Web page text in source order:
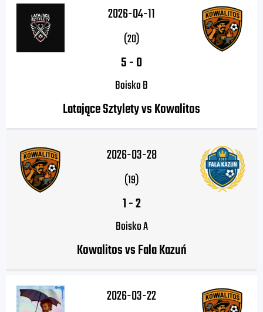
2026-04-11
(20)
5-0
Boisko B
Latające Sztylety vs Kowalitos
2026-03-28
(19)
1-2
Boisko A
Kowalitos vs Fala Kazuń
2026-03-22